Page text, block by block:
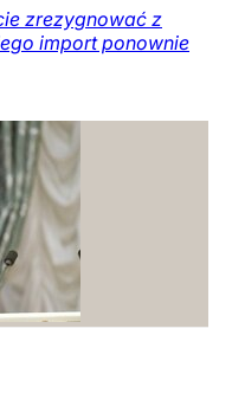
zrezygnować z
import ponownie